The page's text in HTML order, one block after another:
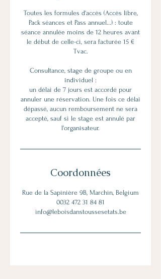
Toutes les formules d'accès (Accès libre,
Pack séances et Pass annuel...) : toute
séance annulée moins de 12 heures avant
le début de celle-ci, sera facturée 15 €
Tvac.
Consultance, stage de groupe ou en
individuel :
un délai de 7 jours est accordé pour
annuler une réservation. Une fois ce délai
dépassé, aucun remboursement ne sera
accepté, sauf si le stage est annulé par
l'organisateur.
Coordonnées
Rue de la Sapinière 9B, Marchin, Belgium
0032 472 31 84 81
info@leboisdanstoussesetats.be